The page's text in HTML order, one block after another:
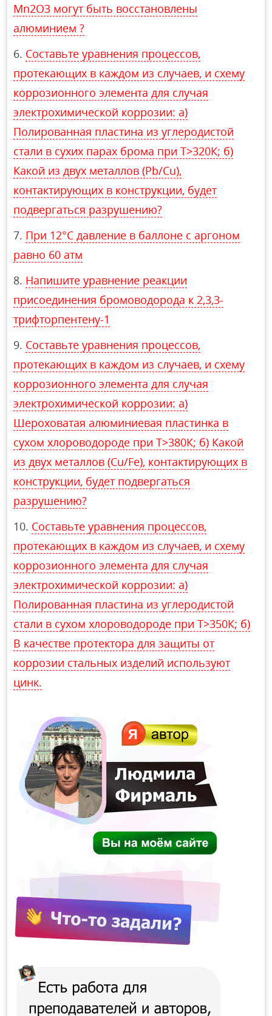
Mn2O3 могут быть восстановлены
алюминием ?
Составьте уравнения процессов,
протекающих в каждом из случаев, и схему
коррозионного элемента для случая
электрохимической коррозии: а)
Полированная пластина из углеродистой
стали в сухих парах брома при Т>320К; б)
Какой из двух металлов (Pb/Cu),
контактирующих в конструкции, будет
подвергаться разрушению?
При 12°С давление в баллоне с аргоном
равно 60 атм
Напишите уравнение реакции
присоединения бромоводорода к 2,3,3-
трифторпентену-1
Составьте уравнения процессов,
протекающих в каждом из случаев, и схему
коррозионного элемента для случая
электрохимической коррозии: а)
Шероховатая алюминиевая пластинка в
сухом хлороводороде при Т>380К; б) Какой
из двух металлов (Cu/Fe), контактирующих в
конструкции, будет подвергаться
разрушению?
Составьте уравнения процессов,
протекающих в каждом из случаев, и схему
коррозионного элемента для случая
электрохимической коррозии: а)
Полированная пластина из углеродистой
стали в сухом хлороводороде при Т>350К; б)
В качестве протектора для защиты от
коррозии стальных изделий используют
цинк.